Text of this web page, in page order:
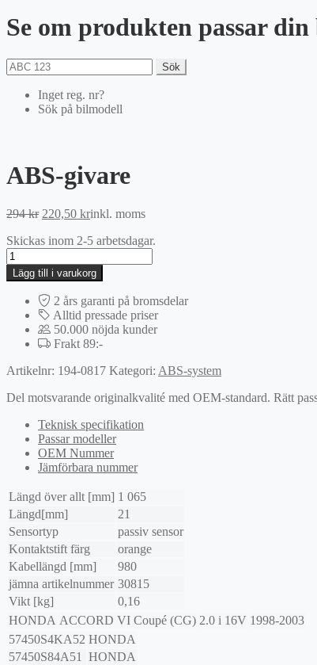
Se om produkten passar
Sök
Inget reg. nr?
Sök på bilmodell
ABS-givare
294kr Det
priset
294 kr.
220,50 krDet
priset
220,50 kr.
inkl. moms
Skickas inom 2-5 arbetsdagar.
ABS-
givare
mängd
Lägg till i varukorg
2 års garanti på bromsdelar
Alltid pressade priser
50.000 nöjda kunder
Frakt 89:-
Artikelnr: 194-0817 Kategori: ABS-system
Del motsvarande originalkvalité med OEM-standard. Rätt
Teknisk specifikation
Passar modeller
OEM Nummer
Jämförbara nummer
Längd över allt [mm] 1 065
Längd[mm]
21
Sensortyp
passiv sensor
Kontaktstift färg
orange
Kabellängd [mm]
980
jämna artikelnummer 30815
Vikt [kg]
0,16
HONDA ACCORD VI Coupé (CG) 2.0 i 16V 1998-2003
57450S4KA52 HONDA
57450S84A51
HONDA